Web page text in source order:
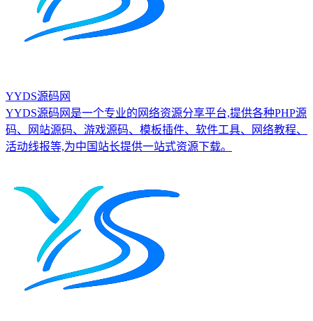
YYDS源码网
YYDS源码网是一个专业的网络资源分享平台,提供各种PHP源
码、网站源码、游戏源码、模板插件、软件工具、网络教程、
活动线报等,为中国站长提供一站式资源下载。